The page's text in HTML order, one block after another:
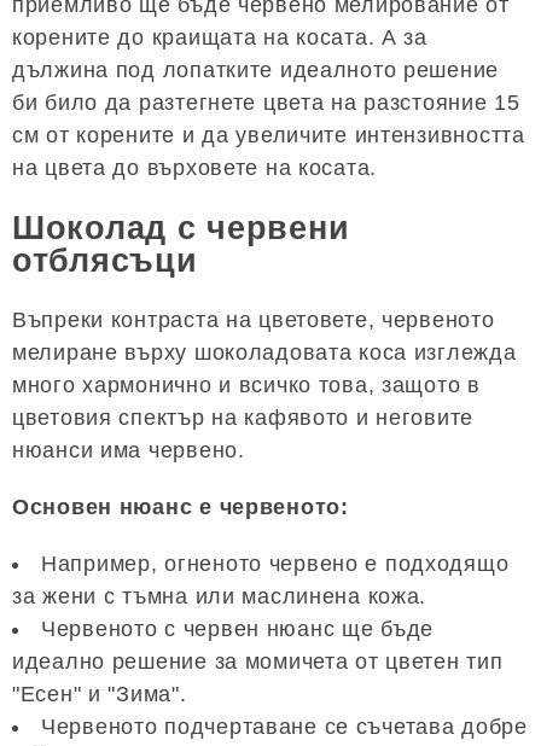
приемливо ще бъде червено мелирование от
корените до краищата на косата. А за
дължина под лопатките идеалното решение
би било да разтегнете цвета на разстояние 15
см от корените и да увеличите интензивността
на цвета до върховете на косата.
Шоколад с червени
отблясъци
Въпреки контраста на цветовете, червеното
мелиране върху шоколадовата коса изглежда
много хармонично и всичко това, защото в
цветовия спектър на кафявото и неговите
нюанси има червено.
Основен нюанс е червеното:
Например, огненото червено е подходящо
за жени с тъмна или маслинена кожа.
Червеното с червен нюанс ще бъде
идеално решение за момичета от цветен тип
"Есен" и "Зима".
Червеното подчертаване се съчетава добре